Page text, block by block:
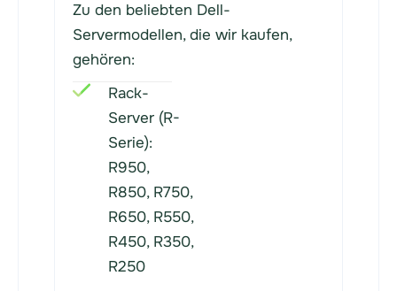
Zu den beliebten Dell-
Servermodellen, die wir kaufen,
gehören:
Rack-
Server (R-
Serie):
R950,
R850, R750,
R650, R550,
R450, R350,
R250